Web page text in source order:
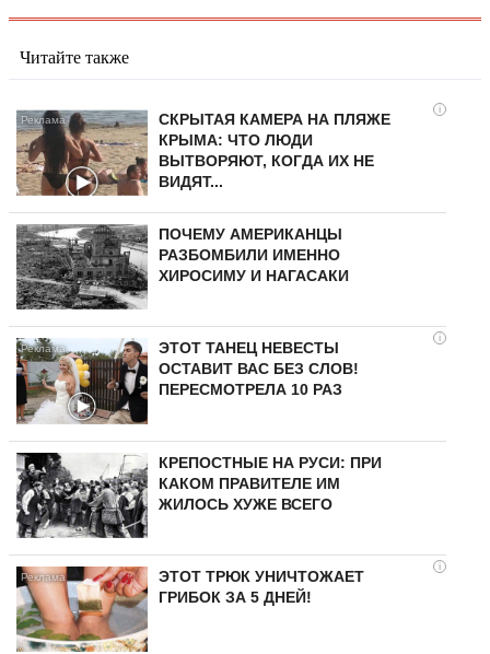
Читайте также
i
СКРЫТАЯ КАМЕРА НА ПЛЯЖЕ
КРЫМА: ЧТО ЛЮДИ
ВЫТВОРЯЮТ, КОГДА ИХ НЕ
ВИДЯТ...
ПОЧЕМУ АМЕРИКАНЦЫ
РАЗБОМБИЛИ ИМЕННО
ХИРОСИМУ И НАГАСАКИ
i
ЭТОТ ТАНЕЦ НЕВЕСТЫ
ОСТАВИТ ВАС БЕЗ СЛОВ!
ПЕРЕСМОТРЕЛА 10 РАЗ
КРЕПОСТНЫЕ НА РУСИ: ПРИ
КАКОМ ПРАВИТЕЛЕ ИМ
ЖИЛОСЬ ХУЖЕ ВСЕГО
i
ЭТОТ ТРЮК УНИЧТОЖАЕТ
ГРИБОК ЗА 5 ДНЕЙ!